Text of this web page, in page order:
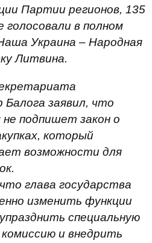
Партии регионов, 135
в полном
Украина – Народная
Литвина.
заявил, что
подпишет закон о
который
возможности для
глава государства
изменить функции
специальную
и внедрить